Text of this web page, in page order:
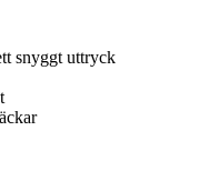
snyggt uttryck